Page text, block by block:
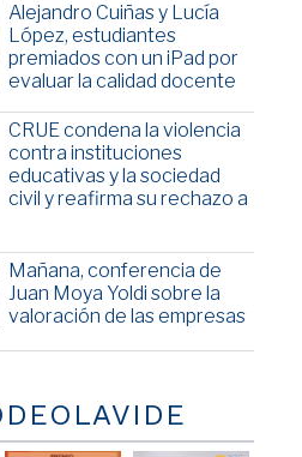
Alejandro Cuiñas y Lucía
López, estudiantes
premiados con un iPad por
evaluar la calidad docente
CRUE condena la violencia
contra instituciones
educativas y la sociedad
civil y reafirma su rechazo a
Mañana, conferencia de
Juan Moya Yoldi sobre la
valoración de las empresas